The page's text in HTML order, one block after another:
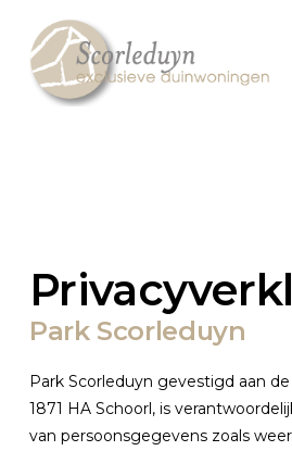
Park Scorleduyn
Park Scorleduyn gevestigd aan
1871 HA Schoorl, is
van persoonsgegevens zoals